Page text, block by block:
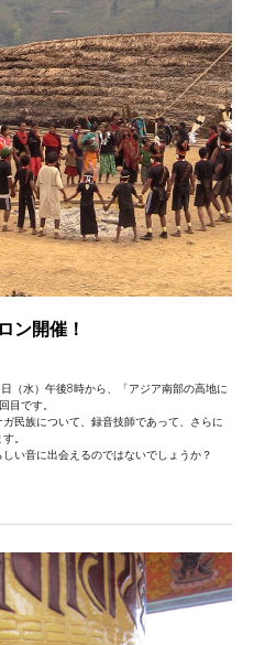
ン開催！
（水）午後8時から、「アジア南部の高地に
目です。
民族について、録音技師であって、さらに
。
い音に出会えるのではないでしょうか？